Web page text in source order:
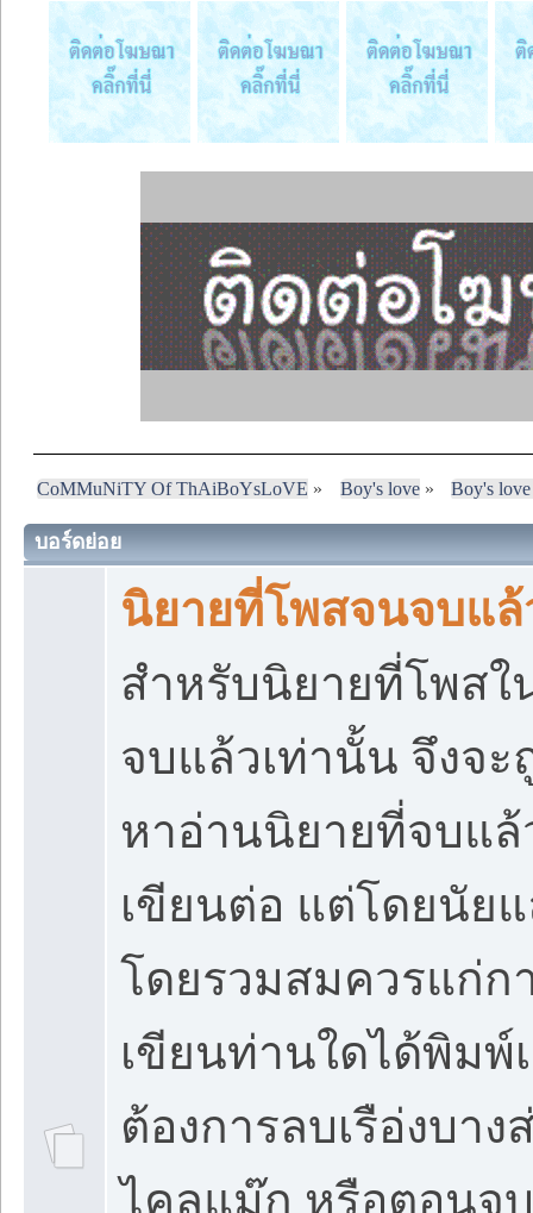
CoMMuNiTY Of ThAiBoYsLoVE » Boy's love» Boy's
บอร์ดย่อย
นิยายที่โพสจนจบแล้
สำหรับนิยายที่โพสใ
จบแล้วเท่านั้น จึงจ
หาอ่านนิยายที่จบแ
เขียนต่อ แต่โดยนัย
โดยรวมสมควรแก่ก
เขียนท่านใดได้พิม
ต้องการลบเรือ่งบา
ไคลแม๊ก หรือตอนจ